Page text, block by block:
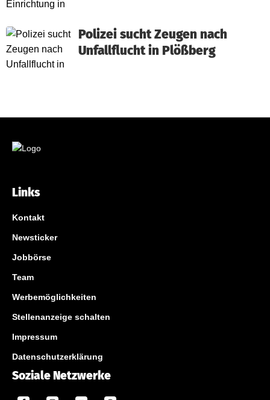
Polizei sucht Zeugen nach
Unfallflucht in Plößberg
Links
Kontakt
Newsticker
Jobbörse
Team
Werbemöglichkeiten
Stellenanzeige schalten
Impressum
Datenschutzerklärung
Soziale Netzwerke